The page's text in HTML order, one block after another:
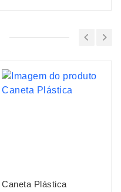
Caneta Plástica